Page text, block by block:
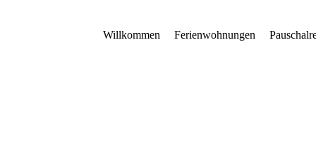
Willkommen Ferienwohnungen